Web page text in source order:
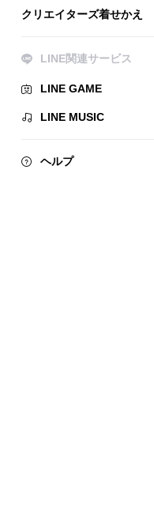
クリエイターズ着せかえ
LINE関連サービス
LINE GAME
LINE MUSIC
ヘルプ